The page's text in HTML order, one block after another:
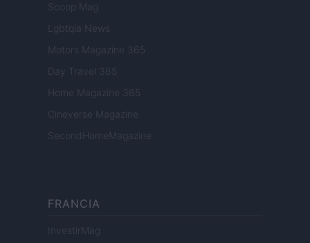
Scoop Mag
Lgbtqia News
Motors Magazine 365
Day Travel 365
Home Magazine 365
Cineverse Magazine
SecondHomeMagazine
FRANCIA
InvestirMag